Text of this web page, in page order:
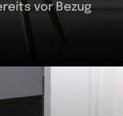
vor Bezug